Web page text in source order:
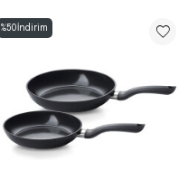
%50 İndirim